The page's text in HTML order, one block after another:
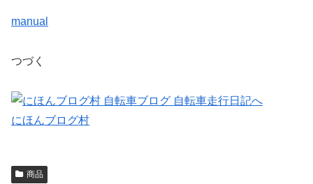
manual
つづく
にほんブログ村
商品